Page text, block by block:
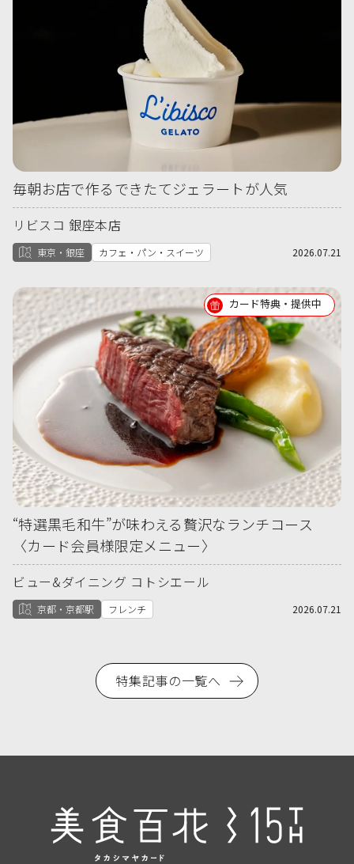
毎朝お店で作るできたてジェラートが人気
リビスコ 銀座本店
東京・銀座 カフェ・パン・スイーツ 2026.07.21
カード特典・提供中
“特選黒毛和牛”が味わえる贅沢なランチコース
〈カード会員様限定メニュー〉
ビュー&ダイニング コトシエール
京都・京都駅 フレンチ 2026.07.21
特集記事の一覧へ